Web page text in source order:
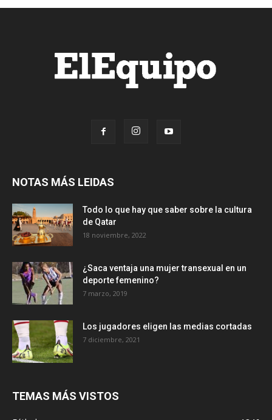
NOTAS MÁS LEIDAS
Todo lo que hay que saber sobre la cultura
de Qatar
18 noviembre, 2022
¿Saca ventaja una mujer transexual en un
deporte femenino?
7 marzo, 2019
Los jugadores eligen las medias cortadas
7 diciembre, 2021
TEMAS MÁS VISTOS